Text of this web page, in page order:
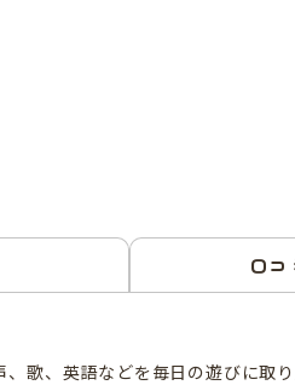
口コ
歌、英語などを毎日の遊びに取